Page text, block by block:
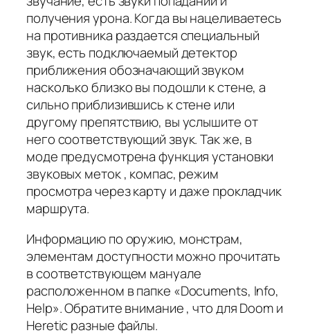
получения урона. Когда вы нацеливаетесь
на противника раздается специальный
звук, есть подключаемый детектор
приближения обозначающий звуком
насколько близко вы подошли к стене, а
сильно приблизившись к стене или
другому препятствию, вы услышите от
него соответствующий звук. Так же, в
моде предусмотрена функция установки
звуковых меток , компас, режим
просмотра через карту и даже прокладчик
маршрута.
Информацию по оружию, монстрам,
элементам доступности можно прочитать
в соответствующем мануале
расположенном в папке «Documents, Info,
Help». Обратите внимание , что для Doom и
Heretic разные файлы.